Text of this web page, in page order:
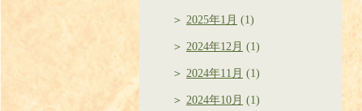
2025年1月 (1)
2024年12月 (1)
2024年11月 (1)
2024年10月 (1)